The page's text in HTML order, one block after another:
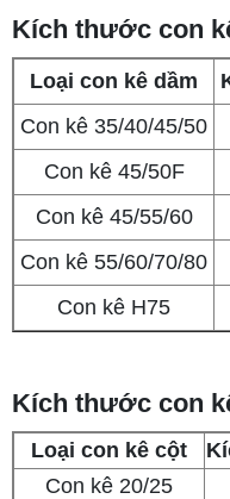
Kích thước con
Loại con kê dầm
Con kê 35/40/45/50
Con kê 45/50F
Con kê 45/55/60
Con kê 55/60/70/80
Con kê H75
Kích thước con
Loại con kê cột
Con kê 20/25